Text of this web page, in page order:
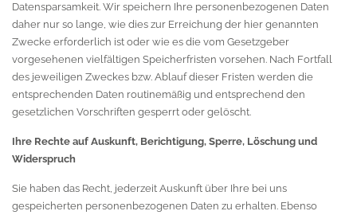
Datensparsamkeit. Wir speichern Ihre personenbezogenen Daten
daher nur so lange, wie dies zur Erreichung der hier genannten
Zwecke erforderlich ist oder wie es die vom Gesetzgeber
vorgesehenen vielfältigen Speicherfristen vorsehen. Nach Fortfall
des jeweiligen Zweckes bzw. Ablauf dieser Fristen werden die
entsprechenden Daten routinemäßig und entsprechend den
gesetzlichen Vorschriften gesperrt oder gelöscht.
Ihre Rechte auf Auskunft, Berichtigung, Sperre, Löschung und
Widerspruch
Sie haben das Recht, jederzeit Auskunft über Ihre bei uns
gespeicherten personenbezogenen Daten zu erhalten. Ebenso